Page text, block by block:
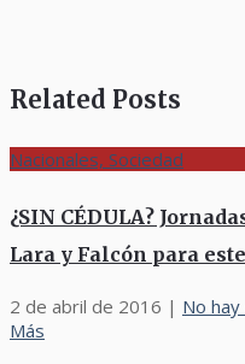
Related Posts
Nacionales, Sociedad
¿SIN CÉDULA?
Lara y Falcón para
2 de abril de 2016 | No
Más